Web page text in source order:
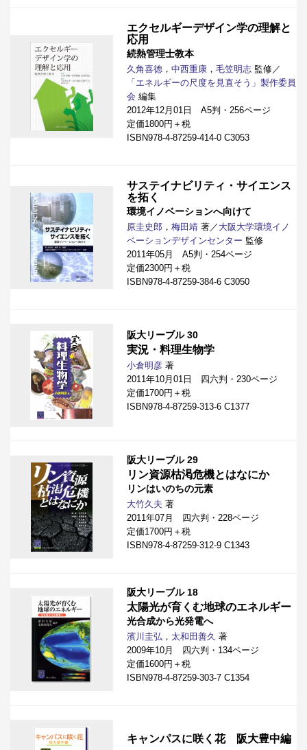
エクセルギーデザイン学の理解と
応用
続熱管理士教本
久角喜徳 ， 中西重康 ， 毛笠明志 監修／
「エネルギーの尺度を見直そう」製作委員
会 編集
2012年12月01日 A5判・256ページ
定価1800円＋税
ISBN978-4-87259-414-0 C3053
サステイナビリティ・サイエンス
を拓く
環境イノベーションへ向けて
原圭史郎 ， 梅田靖 著／ 大阪大学環境イノ
ベーションデザインセンター 監修
2011年05月 A5判・254ページ
定価2300円＋税
ISBN978-4-87259-384-6 C3050
阪大リーブル 30
実況・料理生物学
小倉明彦 著
2011年10月01日 四六判・230ページ
定価1700円＋税
ISBN978-4-87259-313-6 C1377
阪大リーブル 29
リン資源枯渇危機とはなにか
リンはいのちの元素
大竹久夫 著
2011年07月 四六判・228ページ
定価1700円＋税
ISBN978-4-87259-312-9 C1343
阪大リーブル 18
太陽光が育くむ地球のエネルギー
光合成から光発電へ
濱川圭弘 ， 太和田善久 著
2009年10月 四六判・134ページ
定価1600円＋税
ISBN978-4-87259-303-7 C1354
キャンパスに咲く花 阪大豊中編